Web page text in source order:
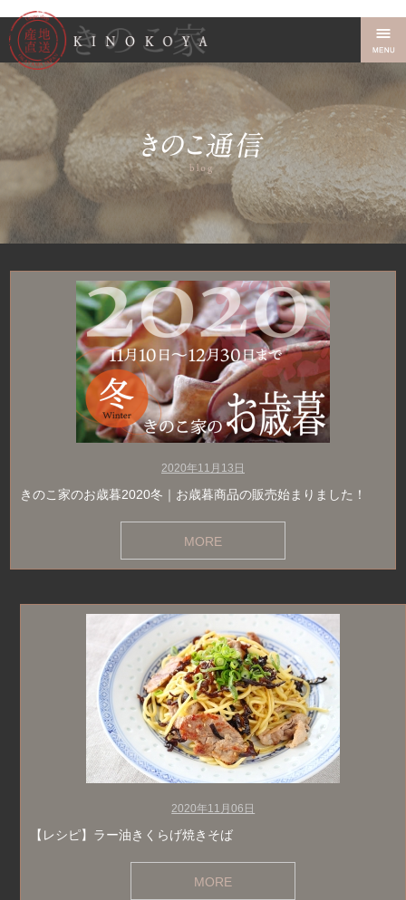
2020年11月13日
きのこ家のお歳暮2020冬｜お歳暮商品の販売始まりました！
MORE
2020年11月06日
【レシピ】ラー油きくらげ焼きそば
MORE